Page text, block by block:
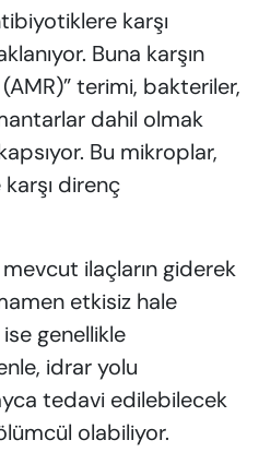
karşı
Buna karşın
terimi, bakteriler,
dahil olmak
Bu mikroplar,
direnç
ilaçların giderek
etkisiz hale
genellikle
idrar yolu
tedavi edilebilecek
olabiliyor.